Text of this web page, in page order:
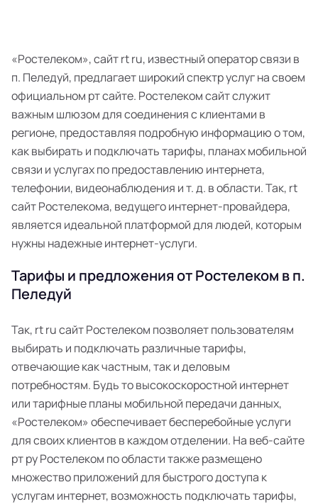
«Ростелеком», сайт rt ru, известный оператор связи в
п. Пеледуй, предлагает широкий спектр услуг на своем
официальном рт сайте. Ростелеком сайт служит
важным шлюзом для соединения с клиентами в
регионе, предоставляя подробную информацию о том,
как выбирать и подключать тарифы, планах мобильной
связи и услугах по предоставлению интернета,
телефонии, видеонаблюдения и т. д. в области. Так, rt
сайт Ростелекома, ведущего интернет-провайдера,
является идеальной платформой для людей, которым
нужны надежные интернет-услуги.
Тарифы и предложения от Ростелеком в п.
Пеледуй
Так, rt ru сайт Ростелеком позволяет пользователям
выбирать и подключать различные тарифы,
отвечающие как частным, так и деловым
потребностям. Будь то высокоскоростной интернет
или тарифные планы мобильной передачи данных,
«Ростелеком» обеспечивает бесперебойные услуги
для своих клиентов в каждом отделении. На веб-сайте
рт ру Ростелеком по области также размещено
множество приложений для быстрого доступа к
услугам интернет, возможность подключать тарифы,